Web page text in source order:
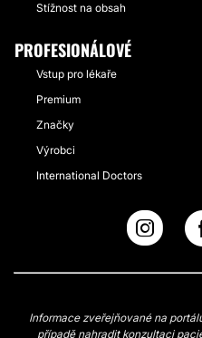
Stížnost na obsah
PROFESIONÁLOVÉ
Vstup pro lékaře
Premium
Značky
Výrobci
International Doctors
Informace zveřejňované na
případě nahradit konzultaci